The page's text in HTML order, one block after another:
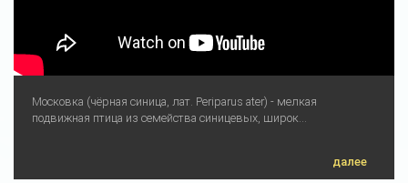
Московка (чёрная синица, лат. Periparus ater) - мелкая
подвижная птица из семейства синицевых, широк...
далее